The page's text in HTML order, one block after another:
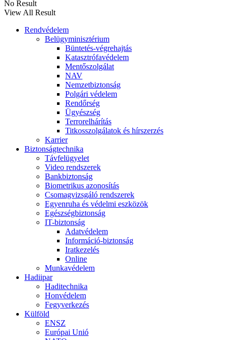
No Result
View All Result
Rendvédelem
Belügyminisztérium
Büntetés-végrehajtás
Katasztrófavédelem
Mentőszolgálat
NAV
Nemzetbiztonság
Polgári védelem
Rendőrség
Ügyészség
Terrorelhárítás
Titkosszolgálatok és hírszerzés
Karrier
Biztonságtechnika
Távfelügyelet
Video rendszerek
Bankbiztonság
Biometrikus azonosítás
Csomagvizsgáló rendszerek
Egyenruha és védelmi eszközök
Egészségbiztonság
IT-biztonság
Adatvédelem
Információ-biztonság
Iratkezelés
Online
Munkavédelem
Hadiipar
Haditechnika
Honvédelem
Fegyverkezés
Külföld
ENSZ
Európai Unió